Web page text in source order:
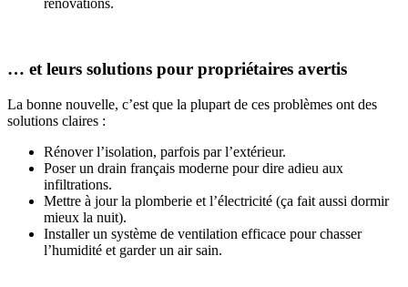
… et leurs solutions pour propriétaires avertis
La bonne nouvelle, c’est que la plupart de ces problèmes ont des
solutions claires :
Rénover l’isolation, parfois par l’extérieur.
Poser un drain français moderne pour dire adieu aux
infiltrations.
Mettre à jour la plomberie et l’électricité (ça fait aussi dormir
mieux la nuit).
Installer un système de ventilation efficace pour chasser
l’humidité et garder un air sain.